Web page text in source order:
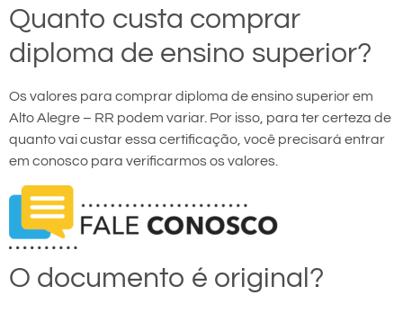
Quanto custa comprar
diploma de ensino superior?
Os valores para comprar diploma de ensino superior em
Alto Alegre – RR podem variar. Por isso, para ter certeza de
quanto vai custar essa certificação, você precisará entrar
em conosco para verificarmos os valores.
O documento é original?